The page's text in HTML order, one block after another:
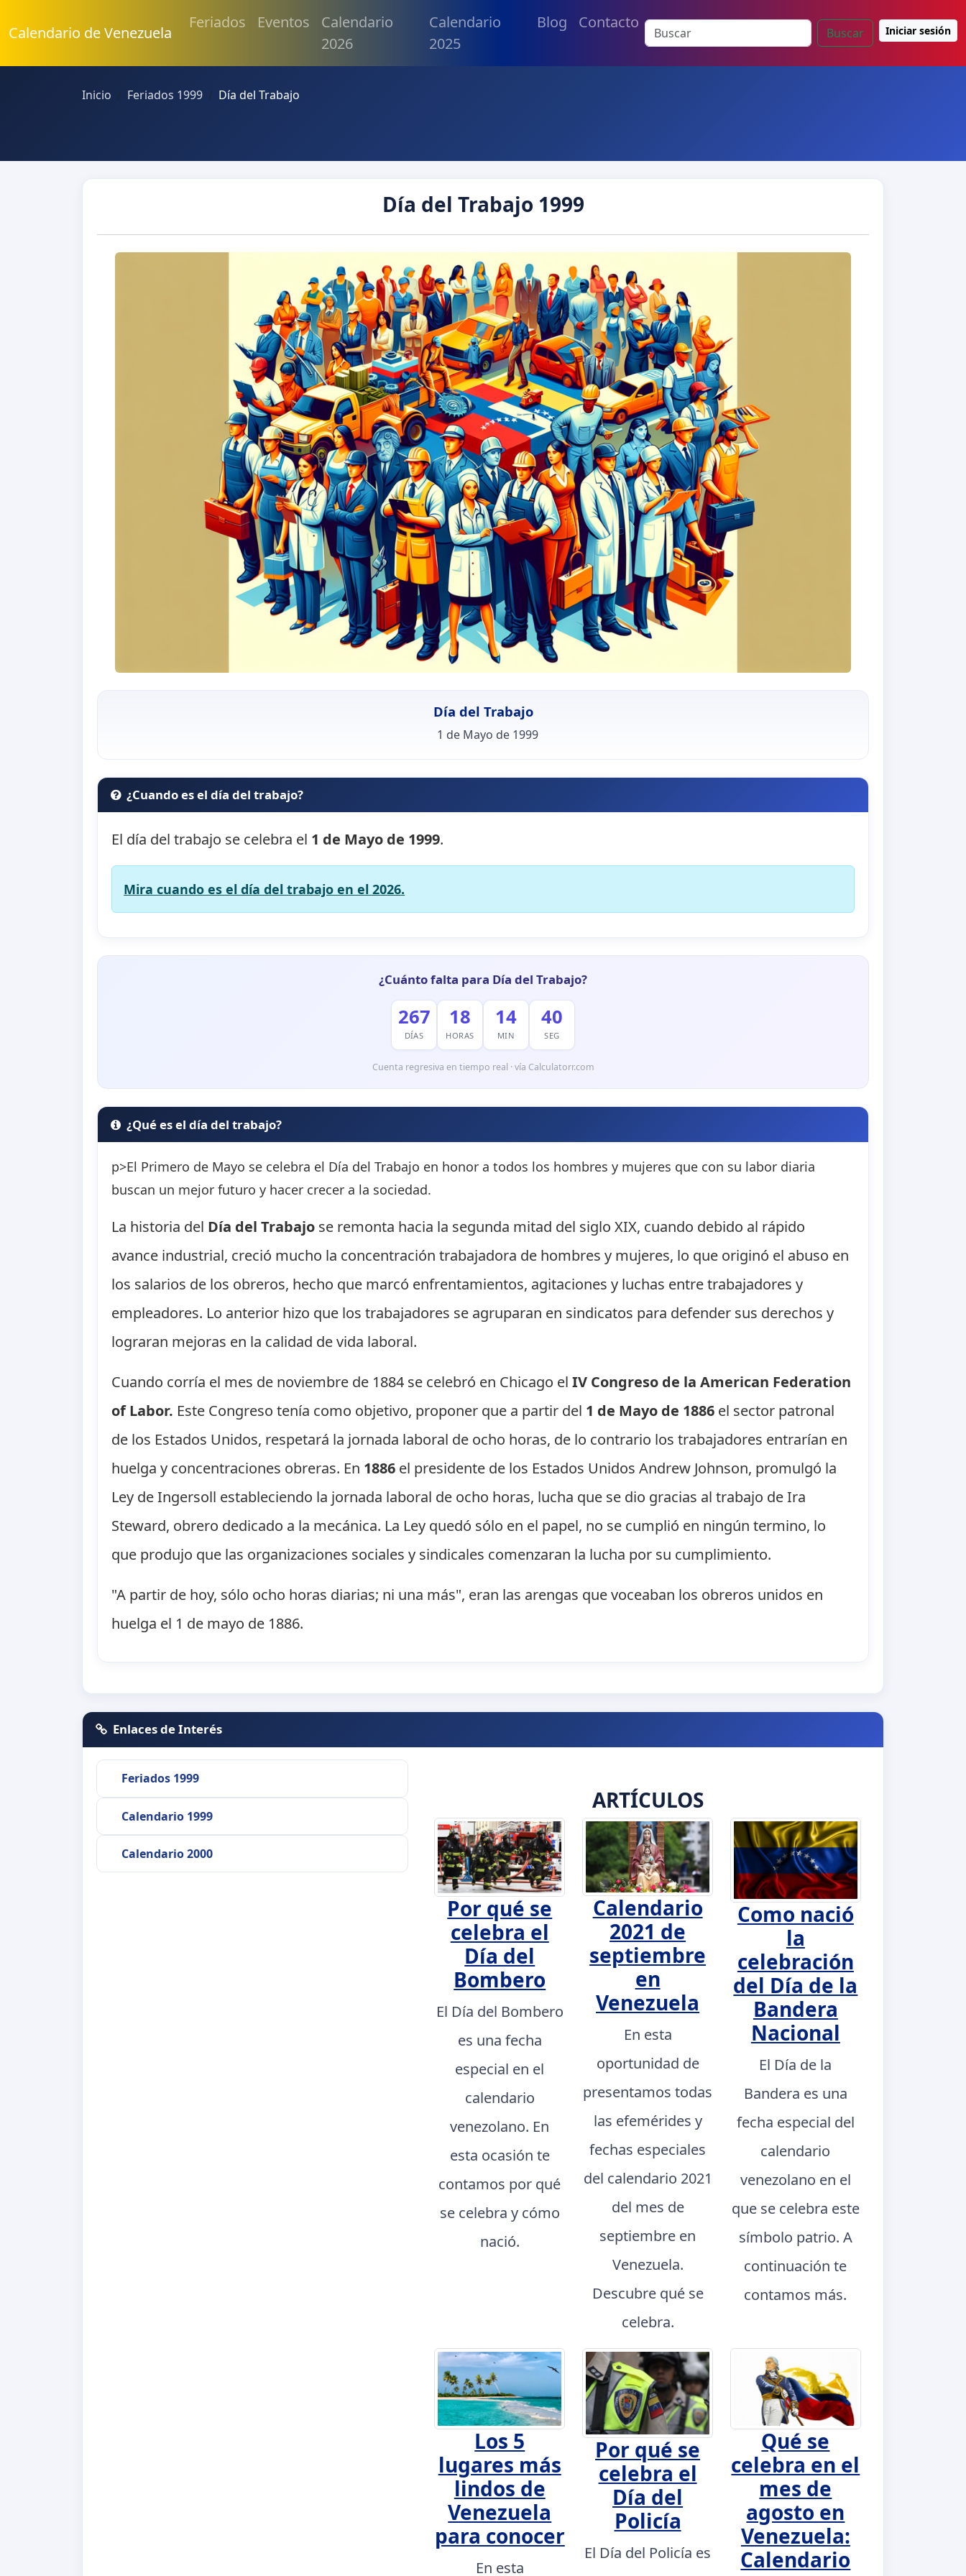
Calendario de Venezuela
Feriados Eventos
Calendario
2026
Calendario
2025
Blog Contacto
Buscar Iniciar sesión
Inicio Feriados 1999 Día del Trabajo
Día del Trabajo 1999
Día del Trabajo
1 de Mayo de 1999
¿Cuando es el día del trabajo?
El día del trabajo se celebra el 1 de Mayo de 1999.
Mira cuando es el día del trabajo en el 2026.
¿Cuánto falta para Día del Trabajo?
267
DÍAS
18
HORAS
14
MIN
37
SEG
Cuenta regresiva en tiempo real · vía Calculatorr.com
¿Qué es el día del trabajo?
p>El Primero de Mayo se celebra el Día del Trabajo en honor a todos los hombres y mujeres que con su labor diaria
buscan un mejor futuro y hacer crecer a la sociedad.
La historia del Día del Trabajo se remonta hacia la segunda mitad del siglo XIX, cuando debido al rápido
avance industrial, creció mucho la concentración trabajadora de hombres y mujeres, lo que originó el abuso en
los salarios de los obreros, hecho que marcó enfrentamientos, agitaciones y luchas entre trabajadores y
empleadores. Lo anterior hizo que los trabajadores se agruparan en sindicatos para defender sus derechos y
lograran mejoras en la calidad de vida laboral.
Cuando corría el mes de noviembre de 1884 se celebró en Chicago elIV Congreso de la American Federation
of Labor. Este Congreso tenía como objetivo, proponer que a partir del 1 de Mayo de 1886 el sector patronal
de los Estados Unidos, respetará la jornada laboral de ocho horas, de lo contrario los trabajadores entrarían en
huelga y concentraciones obreras. En 1886 el presidente de los Estados Unidos Andrew Johnson, promulgó la
Ley de Ingersoll estableciendo la jornada laboral de ocho horas, lucha que se dio gracias al trabajo de Ira
Steward, obrero dedicado a la mecánica. La Ley quedó sólo en el papel, no se cumplió en ningún termino, lo
que produjo que las organizaciones sociales y sindicales comenzaran la lucha por su cumplimiento.
"A partir de hoy, sólo ocho horas diarias; ni una más", eran las arengas que voceaban los obreros unidos en
huelga el 1 de mayo de 1886.
Enlaces de Interés
Feriados 1999
Calendario 1999
Calendario 2000
ARTÍCULOS
Por qué se
celebra el
Día del
Bombero
El Día del Bombero
es una fecha
especial en el
calendario
venezolano. En
esta ocasión te
contamos por qué
se celebra y cómo
nació.
Calendario
2021 de
septiembre
en
Venezuela
En esta
oportunidad de
presentamos todas
las efemérides y
fechas especiales
del calendario 2021
del mes de
septiembre en
Venezuela.
Descubre qué se
celebra.
Como nació
la
celebración
del Día de la
Bandera
Nacional
El Día de la
Bandera es una
fecha especial del
calendario
venezolano en el
que se celebra este
símbolo patrio. A
continuación te
contamos más.
Los 5
lugares más
lindos de
Venezuela
para conocer
En esta
Por qué se
celebra el
Día del
Policía
El Día del Policía es
Qué se
celebra en el
mes de
agosto en
Venezuela:
Calendario